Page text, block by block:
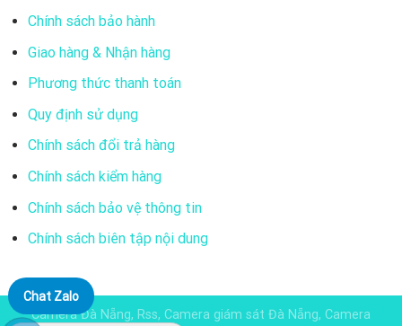
Chính sách bảo hành
Giao hàng & Nhận hàng
Phương thức thanh toán
Quy định sử dụng
Chính sách đổi trả hàng
Chính sách kiểm hàng
Chính sách bảo vệ thông tin
Chính sách biên tập nội dung
Camera Đà Nẵng, Rss, Camera giám sát Đà Nẵng, Camera
Chat Zalo